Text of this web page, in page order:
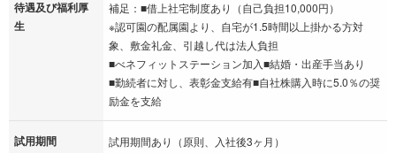
待遇及び福利厚
生
補足：■借上社宅制度あり（自己負担10,000円）
※認可園の配属園より、自宅が1.5時間以上掛かる方対
象、敷金礼金、引越し代は法人負担
■べネフィットステーション加入■結婚・出産手当あり
■勤続者に対し、表彰金支給有■自社株購入時に5.0％の奨
励金を支給
試用期間 試用期間あり（原則、入社後3ヶ月）